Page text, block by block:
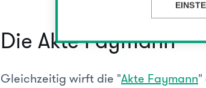
Die Akte Faymann
Gleichzeitig wirft die "Akte Faymann"